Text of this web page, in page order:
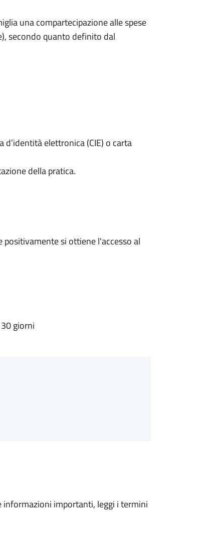
una compartecipazione alle spese
secondo quanto definito dal
elettronica (CIE) o carta
della pratica.
si ottiene l'accesso al
giorni
informazioni importanti, leggi i termini